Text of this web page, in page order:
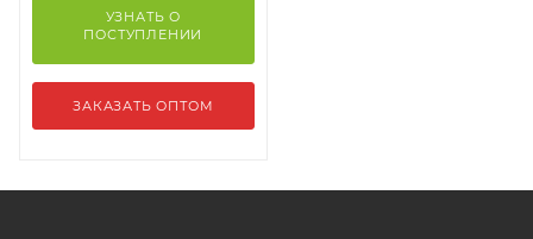
УЗНАТЬ О
ПОСТУПЛЕНИИ
ЗАКАЗАТЬ ОПТОМ